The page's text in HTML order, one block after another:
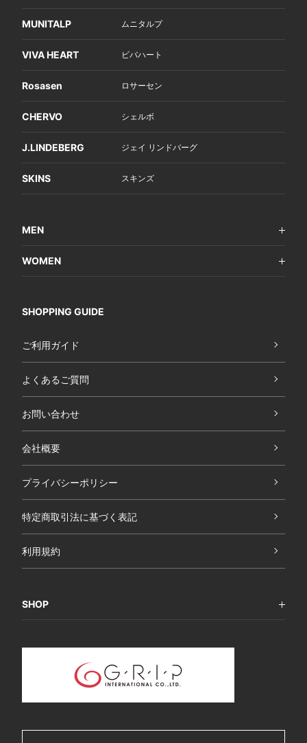
MUNITALP ムニタルプ
VIVA HEART ビバハート
Rosasen ロサーセン
CHERVO シェルボ
J.LINDEBERG ジェイ リンドバーグ
SKINS スキンズ
MEN
WOMEN
SHOPPING GUIDE
ご利用ガイド
よくあるご質問
お問い合わせ
会社概要
プライバシーポリシー
特定商取引法に基づく表記
利用規約
SHOP